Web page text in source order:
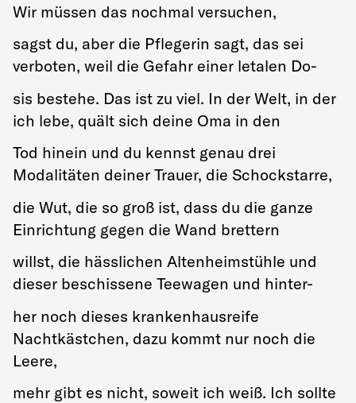
Wir müssen das nochmal versuchen,
sagst du, aber die Pflegerin sagt, das sei
verboten, weil die Gefahr einer letalen Do-
sis bestehe. Das ist zu viel. In der Welt, in der
ich lebe, quält sich deine Oma in den
Tod hinein und du kennst genau drei
Modalitäten deiner Trauer, die Schockstarre,
die Wut, die so groß ist, dass du die ganze
Einrichtung gegen die Wand brettern
willst, die hässlichen Altenheimstühle und
dieser beschissene Teewagen und hinter-
her noch dieses krankenhausreife
Nachtkästchen, dazu kommt nur noch die
Leere,
mehr gibt es nicht, soweit ich weiß. Ich sollte